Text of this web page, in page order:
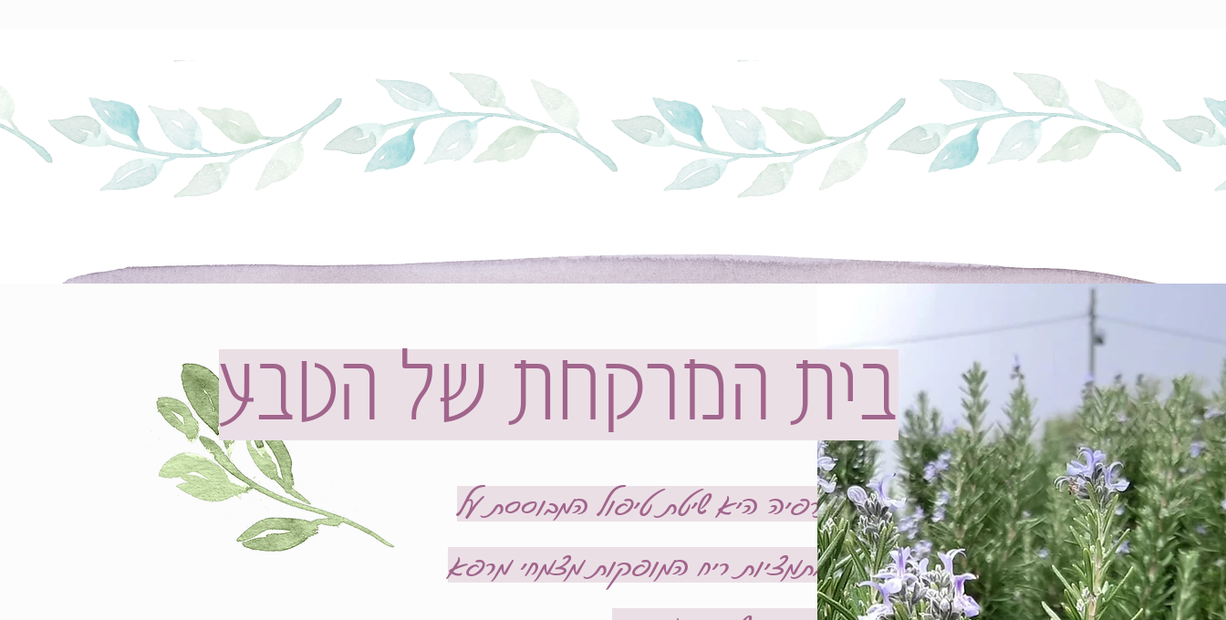
ארומתרפיה היא שיטת טיפול המבוססת על
שימוש בתמציות ריח המופקות מצמחי מרפא
בית המרקחת של הטבע